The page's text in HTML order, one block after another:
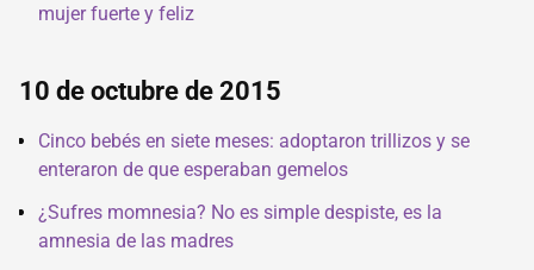
mujer fuerte y feliz
10 de octubre de 2015
Cinco bebés en siete meses: adoptaron trillizos y se
enteraron de que esperaban gemelos
¿Sufres momnesia? No es simple despiste, es la
amnesia de las madres